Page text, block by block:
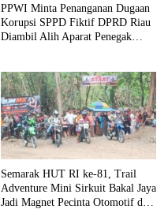
PPWI Minta Penanganan Dugaan
Korupsi SPPD Fiktif DPRD Riau
Diambil Alih Aparat Penegak
Semarak HUT RI ke-81, Trail
Adventure Mini Sirkuit Bakal Jaya
Jadi Magnet Pecinta Otomotif di